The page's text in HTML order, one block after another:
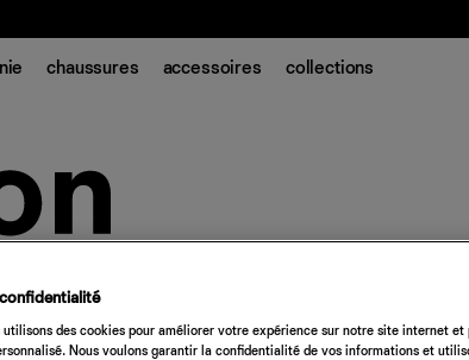
chaussures accessoires collections
utilisons des cookies pour améliorer votre expérience sur notre site internet et
Nous voulons garantir la confidentialité de vos informations et